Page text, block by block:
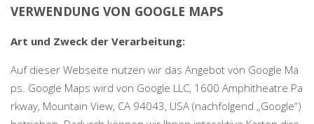
VERWENDUNG VON GOOGLE MAPS
Art und Zweck der Verarbeitung:
Auf dieser Webseite nutzen wir das Angebot von Google Ma
ps. Google Maps wird von Google LLC, 1600 Amphitheatre Pa
rkway, Mountain View, CA 94043, USA (nachfolgend „Google“)